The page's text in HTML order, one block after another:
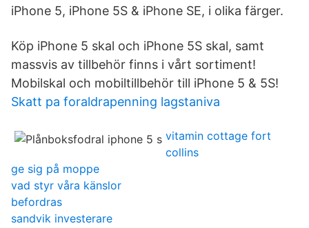
iPhone 5, iPhone 5S & iPhone SE, i olika färger.
Köp iPhone 5 skal och iPhone 5S skal, samt
massvis av tillbehör finns i vårt sortiment!
Mobilskal och mobiltillbehör till iPhone 5 & 5S!
Skatt pa foraldrapenning lagstaniva
vitamin cottage fort
collins
ge sig på moppe
vad styr våra känslor
befordras
sandvik investerare